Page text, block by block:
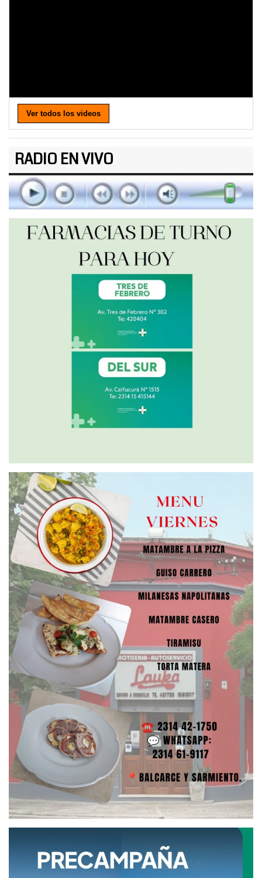
Ver todos los videos
RADIO EN VIVO